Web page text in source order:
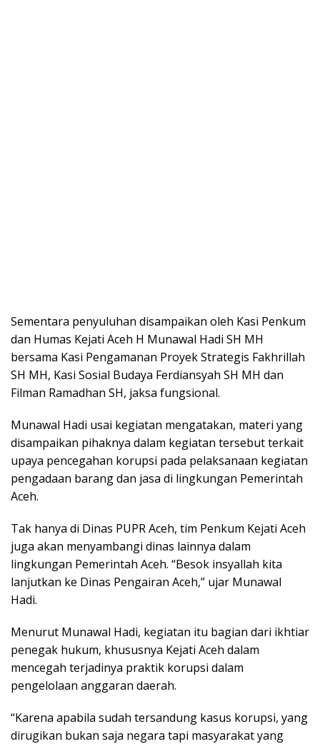
Sementara penyuluhan disampaikan oleh Kasi Penkum
dan Humas Kejati Aceh H Munawal Hadi SH MH
bersama Kasi Pengamanan Proyek Strategis Fakhrillah
SH MH, Kasi Sosial Budaya Ferdiansyah SH MH dan
Filman Ramadhan SH, jaksa fungsional.
Munawal Hadi usai kegiatan mengatakan, materi yang
disampaikan pihaknya dalam kegiatan tersebut terkait
upaya pencegahan korupsi pada pelaksanaan kegiatan
pengadaan barang dan jasa di lingkungan Pemerintah
Aceh.
Tak hanya di Dinas PUPR Aceh, tim Penkum Kejati Aceh
juga akan menyambangi dinas lainnya dalam
lingkungan Pemerintah Aceh. “Besok insyallah kita
lanjutkan ke Dinas Pengairan Aceh,” ujar Munawal
Hadi.
Menurut Munawal Hadi, kegiatan itu bagian dari ikhtiar
penegak hukum, khususnya Kejati Aceh dalam
mencegah terjadinya praktik korupsi dalam
pengelolaan anggaran daerah.
“Karena apabila sudah tersandung kasus korupsi, yang
dirugikan bukan saja negara tapi masyarakat yang